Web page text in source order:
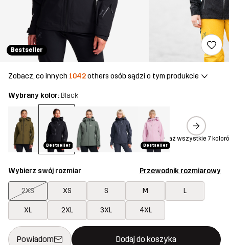
Bestseller
Zobacz, co innych 1042others osób sądzi o tym produkcie
Wybrany kolor: Black
Bestseller Bestseller
Pokaż wszystkie 7
Wybierz swój rozmiar Przewodnik rozmiarowy
2XS XS S M L
XL 2XL 3XL 4XL
Powiadom Dodaj do koszyka
Ten przycisk otworzy nowe okno, w którym można
{{size}} nie jest dostępny